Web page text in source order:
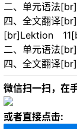
二、单元语法
四、全文翻译
[br]Lektion
二、单元语法
四、全文翻译
微信扫一扫，在
或者直接点击: